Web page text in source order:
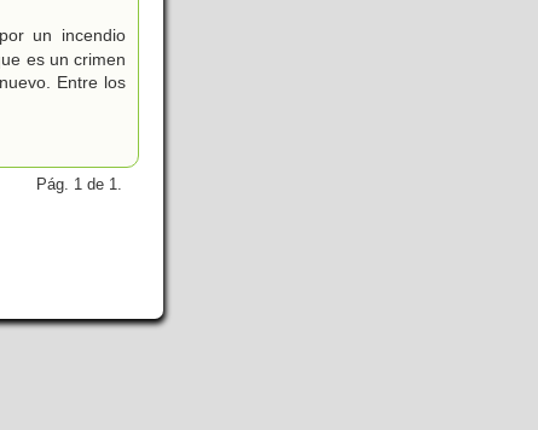
un incendio
es un crimen
Entre los
Pág. 1 de 1.